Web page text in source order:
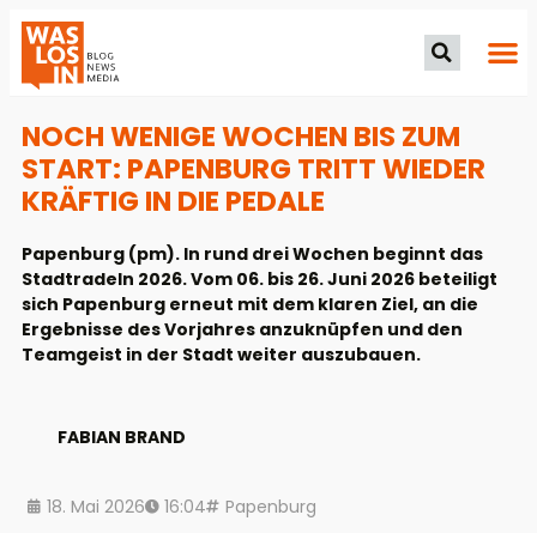
NOCH WENIGE WOCHEN BIS ZUM
START: PAPENBURG TRITT WIEDER
KRÄFTIG IN DIE PEDALE
Papenburg (pm). In rund drei Wochen beginnt das
Stadtradeln 2026. Vom 06. bis 26. Juni 2026 beteiligt
sich Papenburg erneut mit dem klaren Ziel, an die
Ergebnisse des Vorjahres anzuknüpfen und den
Teamgeist in der Stadt weiter auszubauen.
FABIAN BRAND
18. Mai 2026 16:04 Papenburg